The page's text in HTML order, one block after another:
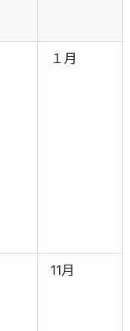
１月
11月